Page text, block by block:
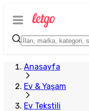
Anasayfa
Ev & Yaşam
Ev Tekstili